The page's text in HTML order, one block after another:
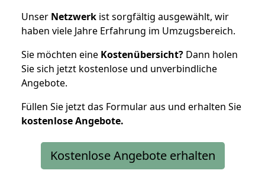
Unser Netzwerk ist sorgfältig ausgewählt, wir
haben viele Jahre Erfahrung im Umzugsbereich.
Sie möchten eine Kostenübersicht? Dann holen
Sie sich jetzt kostenlose und unverbindliche
Angebote.
Füllen Sie jetzt das Formular aus und erhalten Sie
kostenloseAngebote.
Kostenlose Angebote erhalten